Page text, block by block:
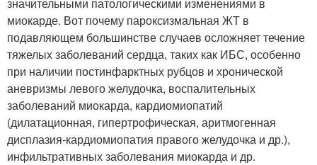
миокарде. Вот почему пароксизмальная ЖТ в
подавляющем большинстве случаев осложняет течение
тяжелых заболеваний сердца, таких как ИБС, особенно
при наличии постинфарктных рубцов и хронической
аневризмы левого желудочка, воспалительных
заболеваний миокарда, кардиомиопатий
(дилатационная, гипертрофическая, аритмогенная
дисплазия-кардиомиопатия правого желудочка и др.),
инфильтративных заболевания миокарда и др.